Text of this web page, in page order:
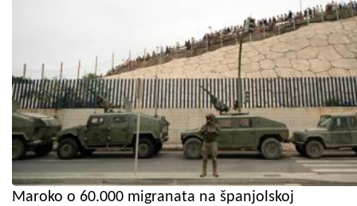
Maroko o 60.000 migranata na španjolskoj